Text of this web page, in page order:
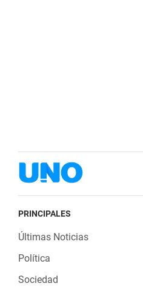
PRINCIPALES
Últimas Noticias
Política
Sociedad